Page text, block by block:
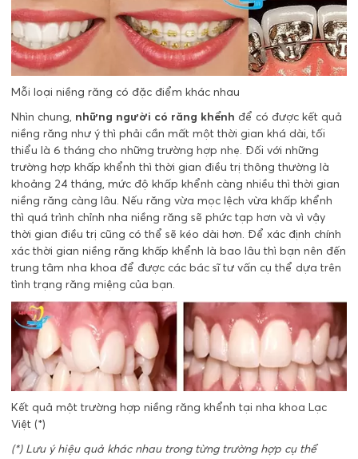
Mỗi loại niềng răng có đặc điểm khác nhau
Nhìn chung, những người có răng khểnh để có được kết quả
niềng răng như ý thì phải cần mất một thời gian khá dài, tối
thiểu là 6 tháng cho những trường hợp nhẹ. Đối với những
trường hợp khấp khểnh thì thời gian điều trị thông thường là
khoảng 24 tháng, mức độ khấp khểnh càng nhiều thì thời gian
niềng răng càng lâu. Nếu răng vừa mọc lệch vừa khấp khểnh
thì quá trình chỉnh nha niềng răng sẽ phức tạp hơn và vì vậy
thời gian điều trị cũng có thể sẽ kéo dài hơn. Để xác định chính
xác thời gian niềng răng khấp khểnh là bao lâu thì bạn nên đến
trung tâm nha khoa để được các bác sĩ tư vấn cụ thể dựa trên
tình trạng răng miệng của bạn.
Kết quả một trường hợp niềng răng khểnh tại nha khoa Lạc
Việt (*)
(*) Lưu ý hiệu quả khác nhau trong từng trường hợp cụ thể